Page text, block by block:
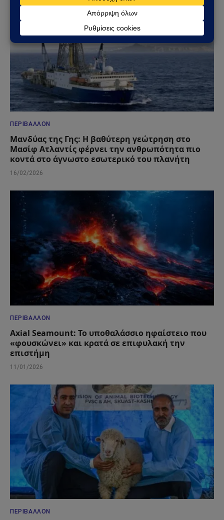
ΠΕΡΙΒΆΛΛΟΝ
Μανδύας της Γης: Η βαθύτερη γεώτρηση στο
Μασίφ Ατλαντίς φέρνει την ανθρωπότητα πιο
κοντά στο άγνωστο εσωτερικό του πλανήτη
16/02/2026
ΠΕΡΙΒΆΛΛΟΝ
Axial Seamount: Το υποθαλάσσιο ηφαίστειο που
«φουσκώνει» και κρατά σε επιφυλακή την
επιστήμη
11/01/2026
ΠΕΡΙΒΆΛΛΟΝ